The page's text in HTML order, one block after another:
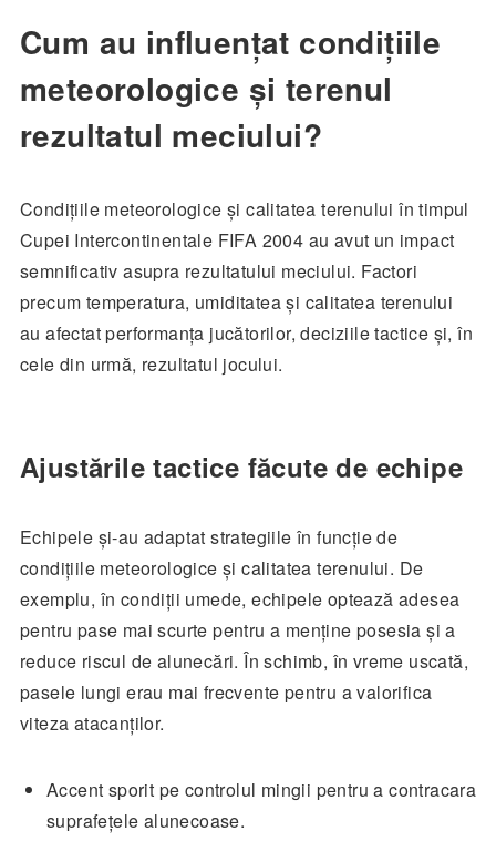
Cum au influențat condițiile
meteorologice și terenul
rezultatul meciului?
Condițiile meteorologice și calitatea terenului în timpul
Cupei Intercontinentale FIFA 2004 au avut un impact
semnificativ asupra rezultatului meciului. Factori
precum temperatura, umiditatea și calitatea terenului
au afectat performanța jucătorilor, deciziile tactice și, în
cele din urmă, rezultatul jocului.
Ajustările tactice făcute de echipe
Echipele și-au adaptat strategiile în funcție de
condițiile meteorologice și calitatea terenului. De
exemplu, în condiții umede, echipele optează adesea
pentru pase mai scurte pentru a menține posesia și a
reduce riscul de alunecări. În schimb, în vreme uscată,
pasele lungi erau mai frecvente pentru a valorifica
viteza atacanților.
Accent sporit pe controlul mingii pentru a contracara
suprafețele alunecoase.